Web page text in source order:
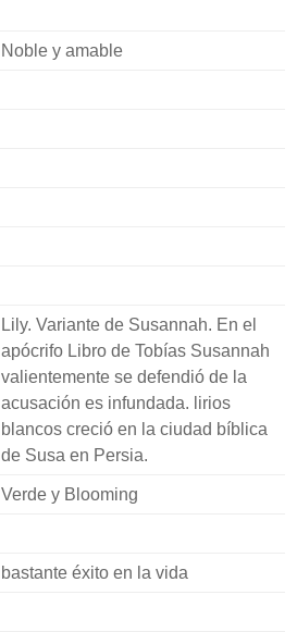
Noble y amable
Lily. Variante de Susannah. En el
apócrifo Libro de Tobías Susannah
valientemente se defendió de la
acusación es infundada. lirios
blancos creció en la ciudad bíblica
de Susa en Persia.
Verde y Blooming
bastante éxito en la vida